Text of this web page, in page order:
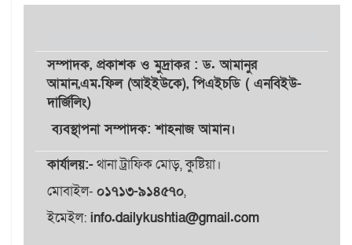
গাংনীতে মাটি খুঁড়তেই মিলল ১০
৬
গাংনী সীমান্তে নারী-পুরুষসহ ৫
বিএসএফের, বিজিবির
প্রতিরোধে ব্যর্থ
ইবির জুলাই-৩৬ হলে
প্রেমিকের কাছে পাঠানোর
অভিযোগ, ক্ষোভ ও আতঙ্ক
সম্পাদক, প্রকাশকওমুদ্রাকর: ড. আমানুর
আমান,এম.ফিল (আইইউকে), পিএইচডি ( এনবিইউ-
দার্জিলিং)
ব্যবস্থাপনা সম্পাদক: শাহনাজ আমান।
কার্যালয়:-থানা ট্রাফিক মোড়, কুষ্টিয়া।
মোবাইল- ০১৭১৩-৯১৪৫৭০,
ইমেইল: info.dailykushtia@gmail.com